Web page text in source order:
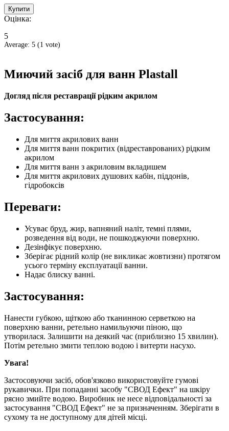
Оцінка:
5
Average: 5 (1 vote)
Миючий засіб для ванн Plastall
Догляд після реставрації рідким акрилом
Застосування:
Для миття акрилових ванн
Для миття ванн покритих (відреставрованих) рідким
акрилом
Для миття ванн з акриловим вкладишем
Для миття акрилових душових кабін, піддонів,
гідробоксів
Переваги:
Усуває бруд, жир, вапняний наліт, темні плями,
розведення від води, не пошкоджуючи поверхню.
Дезінфікує поверхню.
Зберігає рідний колір (не викликає жовтизни) протягом
усього терміну експлуатації ванни.
Надає блиску ванні.
Застосування:
Нанести губкою, щіткою або тканинною серветкою на
поверхню ванни, ретельно намильуючи піною, що
утворилася. Залишити на деякий час (приблизно 15 хвилин).
Потім ретельно змити теплою водою і витерти насухо.
Увага!
Застосовуючи засіб, обов'язково використовуйте гумові
рукавички. При попаданні засобу "СВОД Ефект" на шкіру
рясно змийте водою. Виробник не несе відповідальності за
застосування "СВОД Ефект" не за призначенням. Зберігати в
сухому та не доступному для дітей місці.